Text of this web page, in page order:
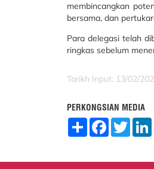
membincangkan
bersama, dan
Para delegasi telah
ringkas sebelum
Tarikh Input: 13/02/
PERKONGSIAN MEDIA
S
e
F
b
T
w
t